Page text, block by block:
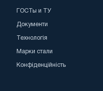
ГОСТы и ТУ
Документи
Технологія
Марки стали
Конфіденційність